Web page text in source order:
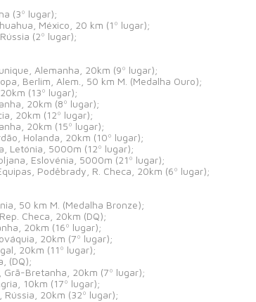
(3º lugar);
México, 20 km (1º lugar);
(2º lugar);
Alemanha, 20km (9º lugar);
Berlim, Alem., 50 km M. (Medalha Ouro);
(13º lugar);
20km (8º lugar);
20km (12º lugar);
20km (15º lugar);
Holanda, 20km (10º lugar);
Letónia, 5000m (12º lugar);
Eslovénia, 5000m (21º lugar);
Poděbrady, R. Checa, 20km (6º lugar);
50 km M. (Medalha Bronze);
Checa, 20km (DQ);
20km (16º lugar);
20km (7º lugar);
20km (11º lugar);
(DQ);
Bretanha, 20km (7º lugar);
10km (17º lugar);
20km (32º lugar);